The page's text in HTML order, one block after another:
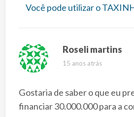
Você pode utilizar o
Roseli martins
15 anos atrás
Gostaria de saber o que eu
financiar 30.000.000 para a